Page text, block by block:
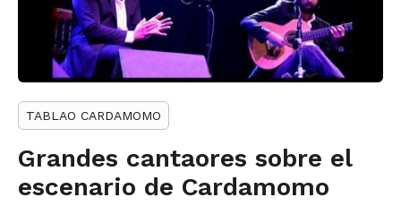
TABLAO CARDAMOMO
Grandes cantaores sobre el
escenario de Cardamomo